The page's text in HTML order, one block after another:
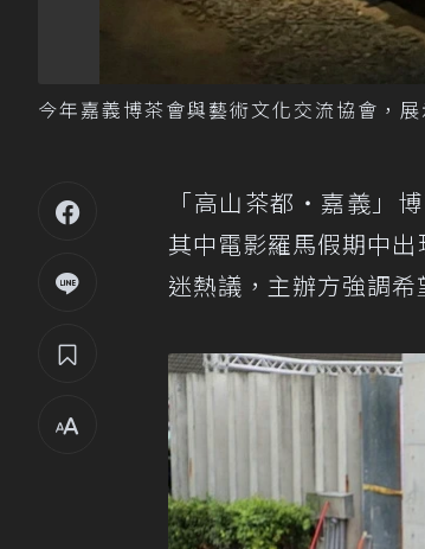
今年嘉義博茶會與藝術文化交流協會，
「高山茶都・嘉義」
其中電影羅馬假期中
迷熱議，主辦方強調